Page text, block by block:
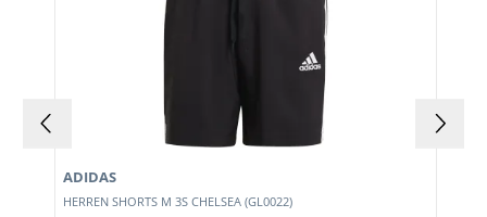
HERREN SHORTS M 3S CHELSEA (GL0022)
ADIDAS